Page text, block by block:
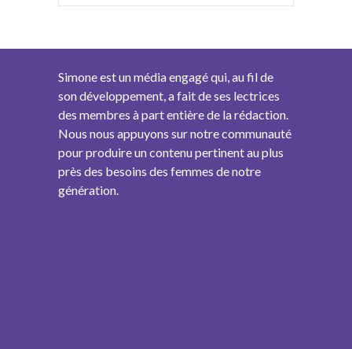
Simone est un média engagé qui, au fil de
son développement, a fait de ses lectrices
des membres à part entière de la rédaction.
Nous nous appuyons sur notre communauté
pour produire un contenu pertinent au plus
près des besoins des femmes de notre
génération.